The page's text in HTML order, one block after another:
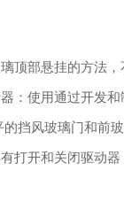
顶部悬挂的方法
：使用通过开发
挡风玻璃门和前
打开和关闭驱动